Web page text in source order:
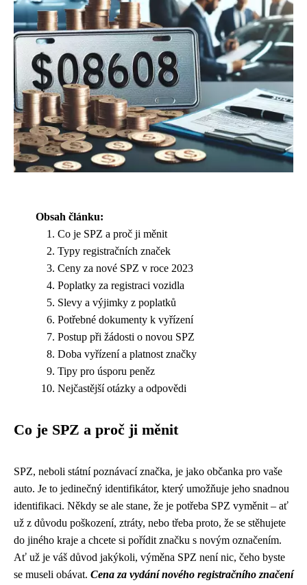
Obsah článku:
Co je SPZ a proč ji měnit
Typy registračních značek
Ceny za nové SPZ v roce 2023
Poplatky za registraci vozidla
Slevy a výjimky z poplatků
Potřebné dokumenty k vyřízení
Postup při žádosti o novou SPZ
Doba vyřízení a platnost značky
Tipy pro úsporu peněz
Nejčastější otázky a odpovědi
Co je SPZ a proč ji měnit
SPZ, neboli státní poznávací značka, je jako občanka pro vaše
auto. Je to jedinečný identifikátor, který umožňuje jeho snadnou
identifikaci. Někdy se ale stane, že je potřeba SPZ vyměnit – ať
už z důvodu poškození, ztráty, nebo třeba proto, že se stěhujete
do jiného kraje a chcete si pořídit značku s novým označením.
Ať už je váš důvod jakýkoli, výměna SPZ není nic, čeho byste
se museli obávat. Cena za vydání nového registračního značení